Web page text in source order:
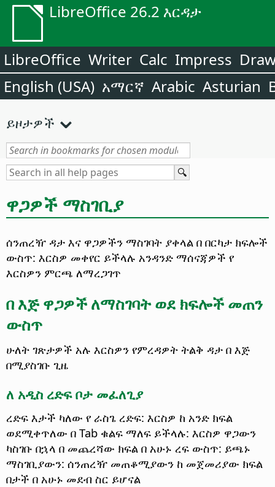
LibreOffice 26.2 እርዳታ
LibreOffice Writer Calc Impress
English (USA) አማርኛ Arabic Asturian
ይዞታዎች
ዋጋዎች ማስገቢያ
ሰንጠረዥ ዳታ እና ዋጋዎችን ማስገባት ያቀላል በ በርካታ ክፍሎች
ውስጥ: እርስዎ መቀየር ይችላሉ አንዳንድ ማሰናጃዎች የ
እርስዎን ምርጫ ለማረጋገጥ
በ እጅ ዋጋዎች ለማስገባት ወደ ክፍሎች መጠን
ውስጥ
ሁለት ገጽታዎች አሉ እርስዎን የምረዳዎት ትልቅ ዳታ በ እጅ
በሚያስገቡ ጊዜ
ለ አዲስ ረድፍ ቦታ መፈለጊያ
ረድፍ እታች ካለው የ ራስጌ ረድፍ: እርስዎ ከ አንድ ክፍል
ወደሚቀጥለው በ Tab ቁልፍ ማለፍ ይችላሉ: እርስዎ ዋጋውን
ካስገቡ በኋላ በ መጨረሻው ክፍል በ አሁኑ ረፍ ውስጥ: ይጫኑ
ማስገቢያውን: ሰንጠረዥ መጠቆሚያውን ከ መጀመሪያው ክፍል
በታች በ አሁኑ መደብ ስር ይሆናል